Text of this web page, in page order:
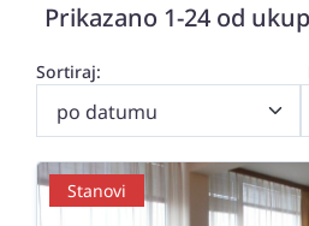
Prikazano 1-24 od
Sortiraj:
po datumu
Stanovi